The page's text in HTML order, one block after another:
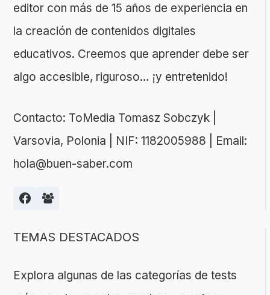
editor con más de 15 años de experiencia en
la creación de contenidos digitales
educativos. Creemos que aprender debe ser
algo accesible, riguroso… ¡y entretenido!
Contacto: ToMedia Tomasz Sobczyk |
Varsovia, Polonia | NIF: 1182005988 | Email:
hola@buen-saber.com
TEMAS DESTACADOS
Explora algunas de las categorías de tests